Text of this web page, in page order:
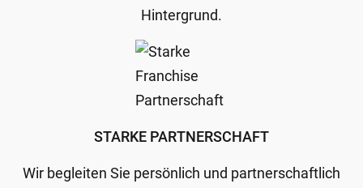
Hintergrund.
STARKE PARTNERSCHAFT
Wir begleiten Sie persönlich und partnerschaftlich